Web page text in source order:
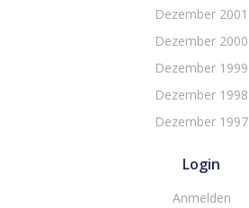
Dezember 2001
Dezember 2000
Dezember 1999
Dezember 1998
Dezember 1997
Login
Anmelden